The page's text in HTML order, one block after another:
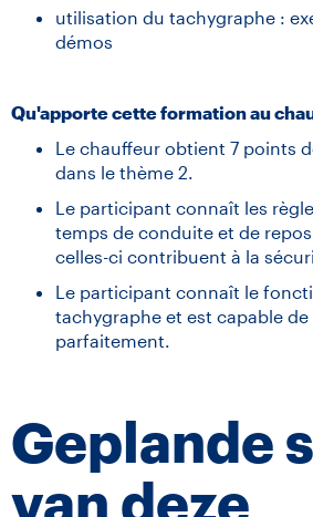
utilisation du tachygraphe :
démos
Qu'apporte cette formation au
Le chauffeur obtient 7 points
dans le thème 2.
Le participant connaît les
temps de conduite et de
celles-ci contribuent à la
Le participant connaît le
tachygraphe et est capable
parfaitement.
Geplande
van deze